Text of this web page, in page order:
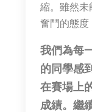
縮。雖然未
奮鬥的態度
我們為每
的同學感
在賽場上
成績。繼